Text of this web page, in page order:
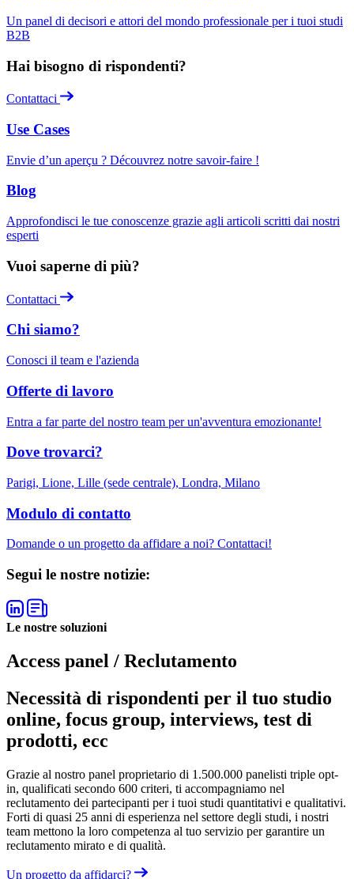
Un panel di decisori e attori del mondo professionale per i tuoi studi
B2B
Hai bisogno di rispondenti?
Contattaci
Use Cases
Envie d’un aperçu ? Découvrez notre savoir-faire !
Blog
Approfondisci le tue conoscenze grazie agli articoli scritti dai nostri
esperti
Vuoi saperne di più?
Contattaci
Chi siamo?
Conosci il team e l'azienda
Offerte di lavoro
Entra a far parte del nostro team per un'avventura emozionante!
Dove trovarci?
Parigi, Lione, Lille (sede centrale), Londra, Milano
Modulo di contatto
Domande o un progetto da affidare a noi? Contattaci!
Segui le nostre notizie:
Le nostre soluzioni
Access panel / Reclutamento
Necessità di rispondenti per il tuo studio
online, focus group, interviews, test di
prodotti, ecc
Grazie al nostro panel proprietario di 1.500.000 panelisti triple opt-
in, qualificati secondo 600 criteri, ti accompagniamo nel
reclutamento dei partecipanti per i tuoi studi quantitativi e qualitativi.
Forti di quasi 25 anni di esperienza nel settore degli studi, i nostri
team mettono la loro competenza al tuo servizio per garantire un
reclutamento mirato e di qualità.
Un progetto da affidarci?